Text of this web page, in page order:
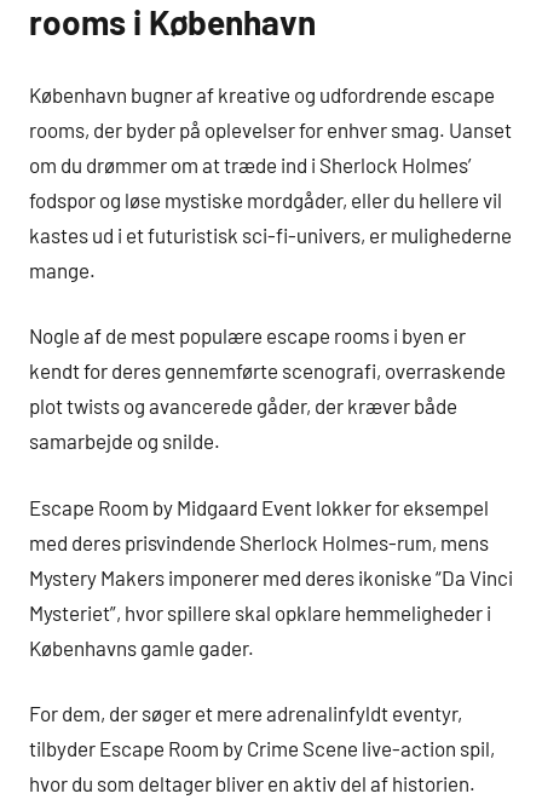
rooms i København
København bugner af kreative og udfordrende escape
rooms, der byder på oplevelser for enhver smag. Uanset
om du drømmer om at træde ind i Sherlock Holmes’
fodspor og løse mystiske mordgåder, eller du hellere vil
kastes ud i et futuristisk sci-fi-univers, er mulighederne
mange.
Nogle af de mest populære escape rooms i byen er
kendt for deres gennemførte scenografi, overraskende
plot twists og avancerede gåder, der kræver både
samarbejde og snilde.
Escape Room by Midgaard Event lokker for eksempel
med deres prisvindende Sherlock Holmes-rum, mens
Mystery Makers imponerer med deres ikoniske “Da Vinci
Mysteriet”, hvor spillere skal opklare hemmeligheder i
Københavns gamle gader.
For dem, der søger et mere adrenalinfyldt eventyr,
tilbyder Escape Room by Crime Scene live-action spil,
hvor du som deltager bliver en aktiv del af historien.